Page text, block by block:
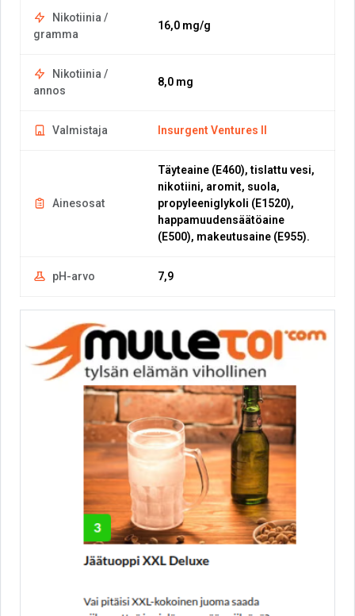
Nikotiinia /
gramma
16,0 mg/g
Nikotiinia /
annos
8,0 mg
Valmistaja Insurgent Ventures II
Ainesosat
Täyteaine (E460), tislattu vesi,
nikotiini, aromit, suola,
propyleeniglykoli (E1520),
happamuudensäätöaine
(E500), makeutusaine (E955).
pH-arvo 7,9